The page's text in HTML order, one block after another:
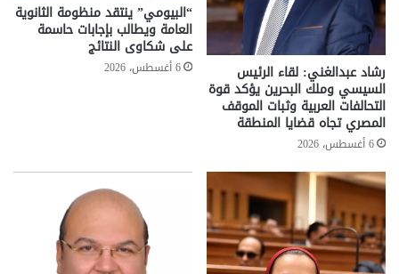
رشاد عبدالغني: لقاء الرئيس
السيسي وملك البحرين يؤكد قوة
التحالفات العربية وثبات الموقف
المصري تجاه قضايا المنطقة
6 أغسطس، 2026
“البيومي” ينتقد منظومة الثانوية
العامة ويطالب بإجابات حاسمة
على شكاوى النتائج
6 أغسطس، 2026